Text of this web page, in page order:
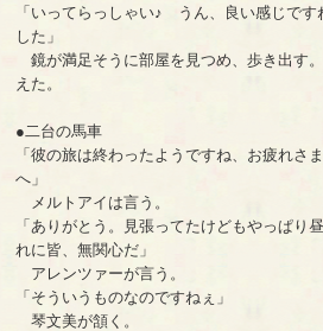
「いってらっしゃい♪ うん、良い感じです
した」
鏡が満足そうに部屋を見つめ、歩き出す
えた。
●二台の馬車
「彼の旅は終わったようですね、お疲れさ
へ」
メルトアイは言う。
「ありがとう。見張ってたけどもやっぱり
れに皆、無関心だ」
アレンツァーが言う。
「そういうものなのですねぇ」
琴文美が頷く。